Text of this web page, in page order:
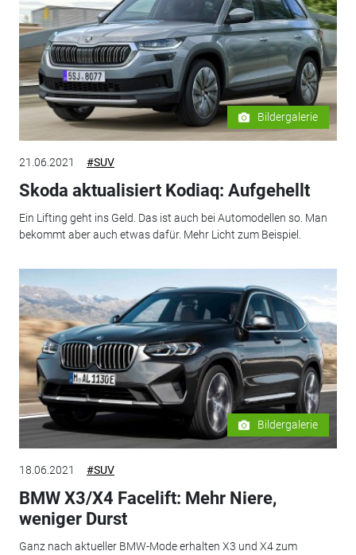
Bildergalerie
21.06.2021 #SUV
Skoda aktualisiert Kodiaq: Aufgehellt
Ein Lifting geht ins Geld. Das ist auch bei Automodellen so. Man
bekommt aber auch etwas dafür. Mehr Licht zum Beispiel.
Bildergalerie
18.06.2021 #SUV
BMW X3/X4 Facelift: Mehr Niere,
weniger Durst
Ganz nach aktueller BMW-Mode erhalten X3 und X4 zum